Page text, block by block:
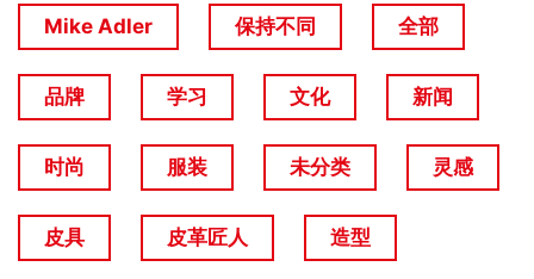
Mike Adler 保持不同 全部
品牌 学习 文化 新闻
时尚 服装 未分类 灵感
皮具 皮革匠人 造型